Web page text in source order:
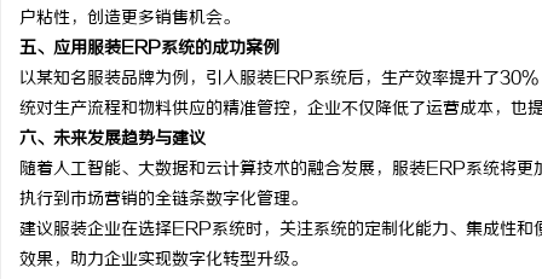
户粘性，创造更多销售机会。
五、应用服装ERP系统的成功案例
以某知名服装品牌为例，引入服装ERP系统后，生产效率提升了
统对生产流程和物料供应的精准管控，企业不仅降低了运营成本，
六、未来发展趋势与建议
随着人工智能、大数据和云计算技术的融合发展，服装ERP系统将
执行到市场营销的全链条数字化管理。
建议服装企业在选择ERP系统时，关注系统的定制化能力、集成性
效果，助力企业实现数字化转型升级。